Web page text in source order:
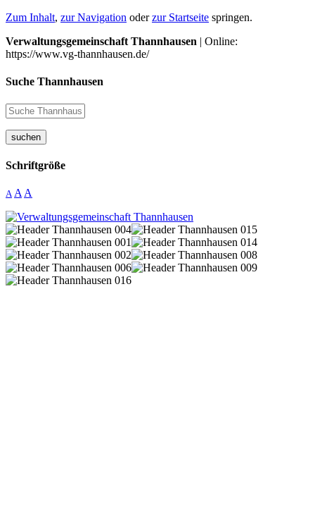
Zum Inhalt, zur Navigation oderzur Startseite springen.
Verwaltungsgemeinschaft Thannhausen | Online:
https://www.vg-thannhausen.de/
Suche Thannhausen
suchen
Schriftgröße
A A A